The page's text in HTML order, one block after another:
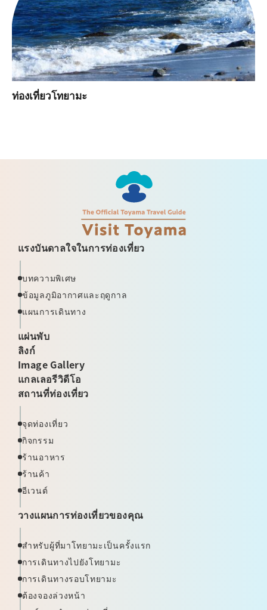
ท่องเที่ยวโทยามะ
แรงบันดาลใจในการท่องเที่ยว
บทความพิเศษ
ข้อมูลภูมิอากาศและฤดูกาล
แผนการเดินทาง
แผ่นพับ
ลิงก์
Image Gallery
แกลเลอรีวิดีโอ
สถานที่ท่องเที่ยว
จุดท่องเที่ยว
กิจกรรม
ร้านอาหาร
ร้านค้า
อีเวนต์
วางแผนการท่องเที่ยวของคุณ
สำหรับผู้ที่มาโทยามะเป็นครั้งแรก
การเดินทางไปยังโทยามะ
การเดินทางรอบโทยามะ
ต้องจองล่วงหน้า